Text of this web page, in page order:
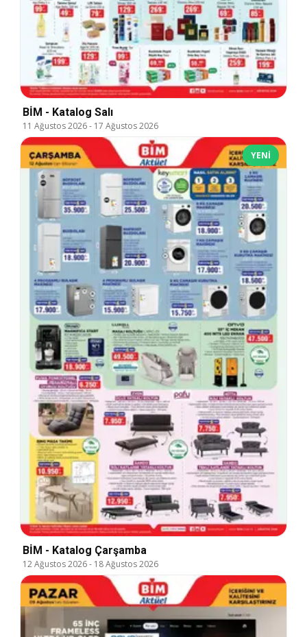
BİM - Katalog Salı
11 Ağustos 2026- 17 Ağustos 2026
YENI
BİM - Katalog Çarşamba
12 Ağustos 2026- 18 Ağustos 2026